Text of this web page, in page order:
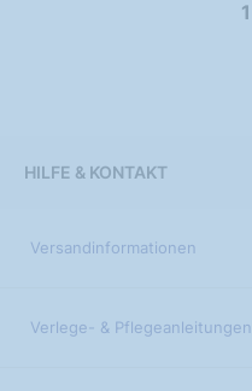
1
HILFE & KONTAKT
Versandinformationen
Verlege- & Pflegeanleitungen